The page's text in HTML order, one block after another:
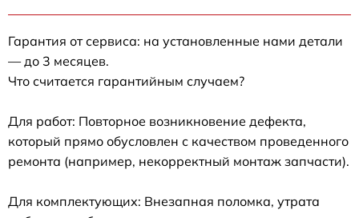
Гарантия от сервиса: на установленные нами детали
— до 3 месяцев.
Что считается гарантийным случаем?
Для работ: Повторное возникновение дефекта,
который прямо обусловлен с качеством проведенного
ремонта (например, некорректный монтаж запчасти).
Для комплектующих: Внезапная поломка, утрата